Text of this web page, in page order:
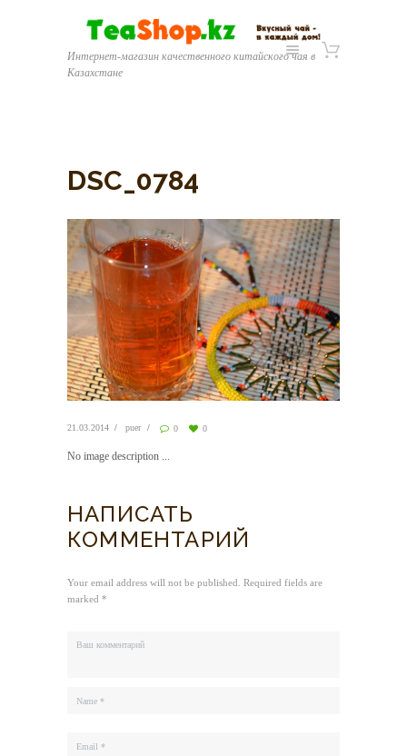
Интернет-магазин качественного китайского чая в
Казахстане
DSC_0784
21.03.2014 puer 0 0
No image description ...
НАПИСАТЬ
КОММЕНТАРИЙ
Your email address will not be published. Required fields are
marked *